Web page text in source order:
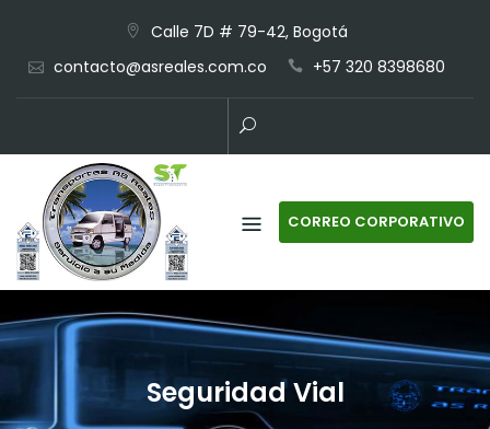
content
Calle 7D # 79-42, Bogotá
contacto@asreales.com.co
+57 320 8398680
CORREO CORPORATIVO
Seguridad Vial